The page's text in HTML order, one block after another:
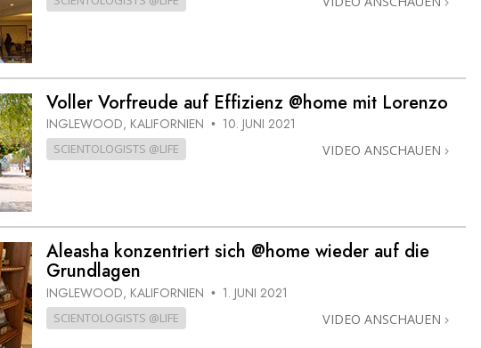
Voller Vorfreude auf Effizienz @home mit Lorenzo
INGLEWOOD, KALIFORNIEN • 10. JUNI 2021
SCIENTOLOGISTS @LIFE VIDEO ANSCHAUEN
Aleasha konzentriert sich @home wieder auf die
Grundlagen
INGLEWOOD, KALIFORNIEN • 1. JUNI 2021
SCIENTOLOGISTS @LIFE VIDEO ANSCHAUEN